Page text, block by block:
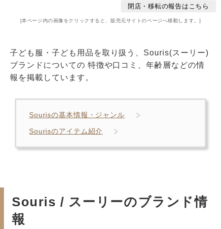
閉店・移転の報告はこちら
[本ページ内の画像をクリックすると、販売元サイトのページへ移動します。]
子ども服・子ども用品を取り扱う、Souris(スーリー)
ブランドについての 特徴や口コミ、年齢層などの情
報を掲載しています。
Sourisの基本情報・ジャンル
Sourisのアイテム紹介
Souris / スーリーのブランド情
報